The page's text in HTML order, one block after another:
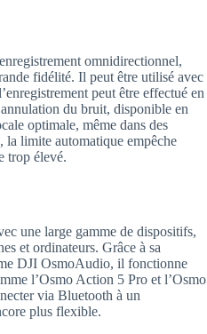
omnidirectionnel,
fidélité. Il peut être utilisé avec
peut être effectué en
du bruit, disponible en
optimale, même dans des
la limite automatique empêche
trop élevé.
une large gamme de dispositifs,
et ordinateurs. Grâce à sa
DJI OsmoAudio, il fonctionne
l’Osmo Action 5 Pro et l’Osmo
via Bluetooth à un
plus flexible.